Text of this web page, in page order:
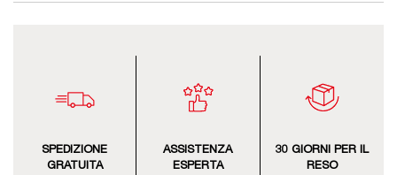
SPEDIZIONE
GRATUITA
ASSISTENZA
ESPERTA
30 GIORNI PER IL
RESO